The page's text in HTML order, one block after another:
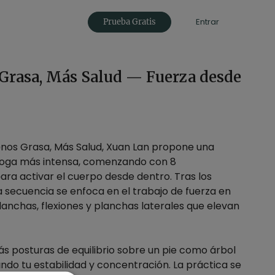
Prueba Gratis Entrar
Más Salud — Fuerza desde
Grasa, Más Salud, Xuan Lan propone una
más intensa, comenzando con 8
activar el cuerpo desde dentro. Tras los
secuencia se enfoca en el trabajo de fuerza en
flexiones y planchas laterales que elevan
posturas de equilibrio sobre un pie como árbol
tu estabilidad y concentración. La práctica se